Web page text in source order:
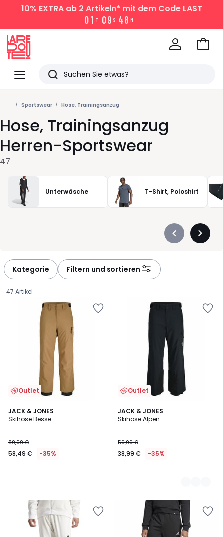
10% EXTRAab 2 Artikeln* mit dem Code LAST
01 T 09 S 48 M
Menü
Redoute
Suchen
Zuletzt
angesehen
Artikel
Zum
... Sportswear Hose, Trainingsanzug
Hose, Trainingsanzug
Herren-Sportswear
47
Unterwäsche T-Shirt, Poloshirt
Précédent
Kategorie Filtern und sortieren
47 Artikel
Outlet
JACK & JONES
Skihose Besse
€
Statt
angewendet.
89,99 €
58,49 € -35%
Outlet
JACK & JONES
Skihose Alpen
59,99 €
38,99 € -35%
3
Farben